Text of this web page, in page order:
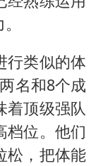
行类似的体
名和8个成
着顶级强队
档位。他们
松，把体能